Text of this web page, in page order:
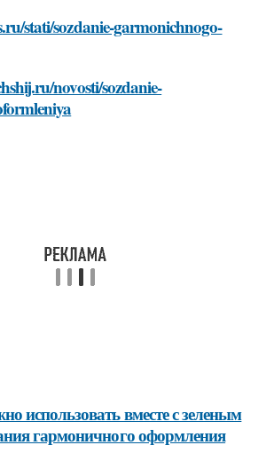
stati/sozdanie-garmonichnogo-
novosti/sozdanie-
использовать вместе с зеленым
гармоничного оформления